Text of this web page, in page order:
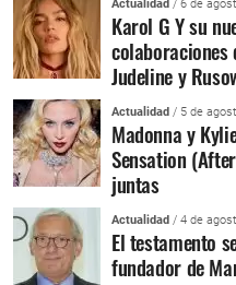
Actualidad / 6 de
Karol G Y su
colaboraciones
Judeline y
Actualidad / 5 de
Madonna y
Sensation
juntas
Actualidad / 4 de
El testamento
fundador de